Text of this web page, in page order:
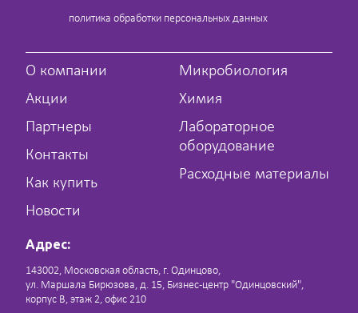
политика обработки персональных данных
О компании
Акции
Партнеры
Контакты
Как купить
Новости
Микробиология
Химия
Лабораторное
оборудование
Расходные материалы
Адрес:
143002, Московская область, г. Одинцово,
ул. Маршала Бирюзова, д. 15, Бизнес-центр "Одинцовский",
корпус В, этаж 2, офис 210